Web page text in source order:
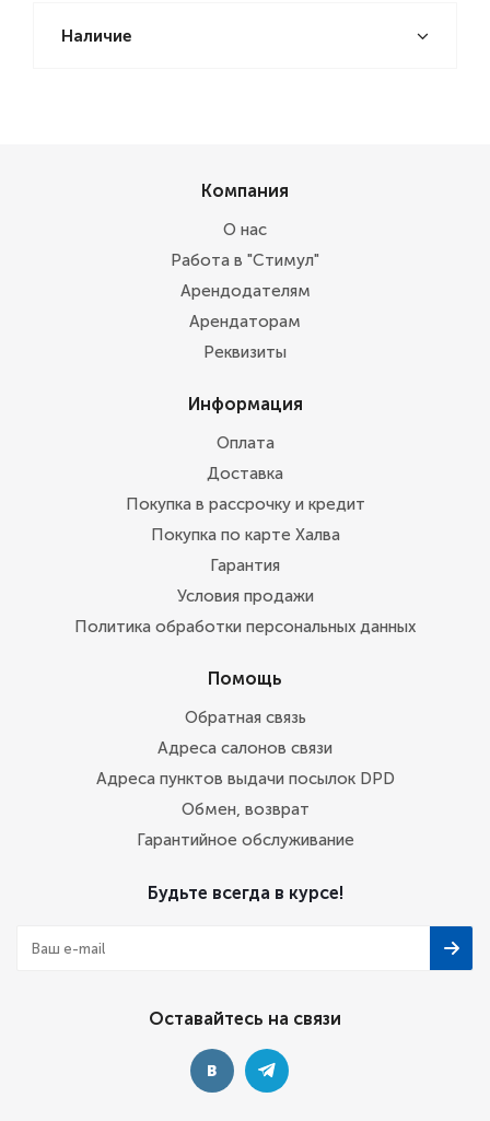
Наличие
Компания
О нас
Работа в "Стимул"
Арендодателям
Арендаторам
Реквизиты
Информация
Оплата
Доставка
Покупка в рассрочку и кредит
Покупка по карте Халва
Гарантия
Условия продажи
Политика обработки персональных данных
Помощь
Обратная связь
Адреса салонов связи
Адреса пунктов выдачи посылок DPD
Обмен, возврат
Гарантийное обслуживание
Будьте всегда в курсе!
Оставайтесь на связи